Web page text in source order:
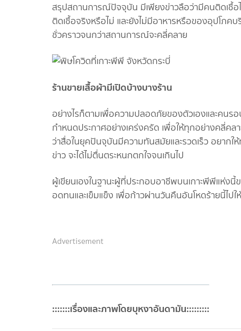
สรุปสถานการณ์ปัจจุบัน มีเพียงข่าวลือว่ามีคนติดเชื้อ
ติดเชื้อจริงหรือไม่ และยังไม่มีอาหารหรือของอุปโภ
ชั่วคราวจนกว่าสถานการณ์จะคลี่คลาย
ร้านขายเสื้อผ้ามีเปิดบ้างบางร้าน
อย่างไรก็ตามเพื่อความปลอดภัยของตัวเองและคน
กำหนดประกาศอย่างเคร่งครัด เพื่อให้ทุกอย่างคลี่ค
ว่าสื่อในยุคปันจุบันมีความทันสมัยและรวดเร็ว อยากใ
ข่าว จะได้ไม่ตื่นตระหนกตกใจจนเกินไป
ผู้เขียนเองในฐานะผู้ที่ประกอบอาชีพบนเกาะพีพีแห่ง
อดทนและเข็มแข็ง เพื่อก้าวผ่านวันคืนอันโหดร้ายนี้ไป
Advertisement
:::::::เรื่องและภาพโดยบุหงาอันดามัน:::::::::